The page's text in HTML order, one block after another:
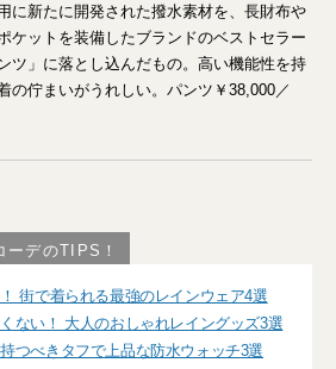
に新たに開発された撥水素材を、長財布や
ケットを装備したブランドのベストセラー
ツ」に落とし込んだもの。高い機能性を持
の佇まいがうれしい。パンツ￥38,000／
ーデのTIPS！
街で着られる最強のレインウェア4選
ない！ 大人のおしゃれレイングッズ3選
つべきタフで上品な防水ウォッチ3選